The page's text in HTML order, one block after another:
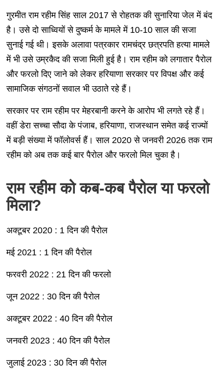
गुरमीत राम रहीम सिंह साल 2017 से रोहतक की सुनारिया जेल में बंद
है। उसे दो साध्वियों से दुष्कर्म के मामले में 10-10 साल की सजा
सुनाई गई थी। इसके अलावा पत्रकार रामचंद्र छत्रपति हत्या मामले
में भी उसे उम्रकैद की सजा मिली हुई है। राम रहीम को लगातार पैरोल
और फरलो दिए जाने को लेकर हरियाणा सरकार पर विपक्ष और कई
सामाजिक संगठनों सवाल भी उठाते रहे हैं।
सरकार पर राम रहीम पर मेहरबानी करने के आरोप भी लगते रहे हैं।
वहीं डेरा सच्चा सौदा के पंजाब, हरियाणा, राजस्थान समेत कई राज्यों
में बड़ी संख्या में फॉलोवर्स हैं। साल 2020 से जनवरी 2026 तक राम
रहीम को अब तक कई बार पैरोल और फरलो मिल चुका है।
राम रहीम को कब-कब पैरोल या फरलो
मिला?
अक्टूबर 2020 : 1 दिन की पैरोल
मई 2021 : 1 दिन की पैरोल
फरवरी 2022 : 21 दिन की फरलो
जून 2022 : 30 दिन की पैरोल
अक्टूबर 2022 : 40 दिन की पैरोल
जनवरी 2023 : 40 दिन की पैरोल
जुलाई 2023 : 30 दिन की पैरोल